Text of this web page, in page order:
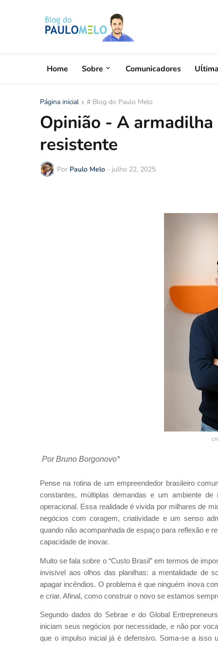
Home Sobre Comunicadores
Página inicial # Blog do Paulo Melo
Opinião - A
resistente
Por Paulo Melo - julho 22, 2025
Por Bruno Borgonovo*
Pense na rotina de um empreendedor brasileiro
constantes, múltiplas demandas e um ambiente
operacional. Essa realidade é vivida por milhares de
negócios com coragem, criatividade e um senso
quando não acompanhada de espaço para reflexão e
capacidade de inovar.
Muito se fala sobre o “Custo Brasil” em termos de
invisível aos olhos das planilhas: a mentalidade de
apagar incêndios. O problema é que ninguém inova
e criar. Afinal, como construir o novo se estamos
Segundo dados do Sebrae e do Global
iniciam seus negócios por necessidade, e não por
que o impulso inicial já é defensivo. Soma-se a isso